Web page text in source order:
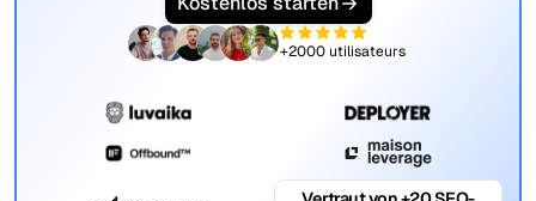
+2000 utilisateurs